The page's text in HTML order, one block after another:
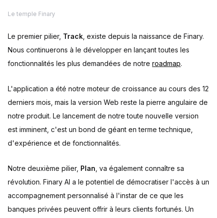
Le temple Finary
Le premier pilier, Track , existe depuis la naissance de Finary.
Nous continuerons à le développer en lançant toutes les
fonctionnalités les plus demandées de notre roadmap.
L'application a été notre moteur de croissance au cours des 12
derniers mois, mais la version Web reste la pierre angulaire de
notre produit. Le lancement de notre toute nouvelle version
est imminent, c'est un bond de géant en terme technique,
d'expérience et de fonctionnalités.
Notre deuxième pilier, Plan , va également connaître sa
révolution. Finary AI a le potentiel de démocratiser l'accès à un
accompagnement personnalisé à l'instar de ce que les
banques privées peuvent offrir à leurs clients fortunés. Un